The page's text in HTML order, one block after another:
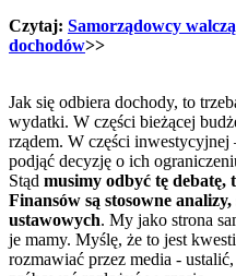
Czytaj: Samorządowcy
dochodów>>
Jak się odbiera dochody, to
wydatki. W części bieżącej
rządem. W części inwestycyjnej
podjąć decyzję o ich
Stąd musimy odbyć tę
Finansów są stosowne
ustawowych. My jako strona
je mamy. Myślę, że to jest
rozmawiać przez media -